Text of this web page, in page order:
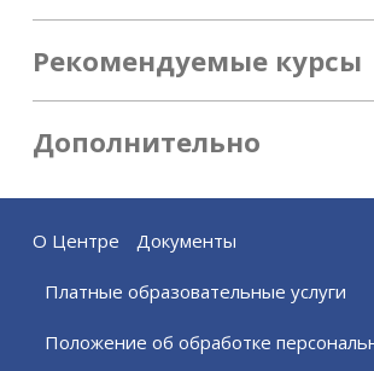
Рекомендуемые курсы
Дополнительно
О Центре Документы
Платные образовательные услуги
Положение об обработке